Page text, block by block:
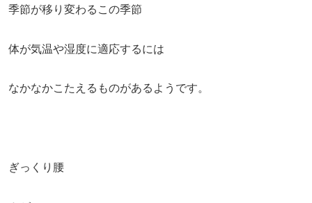
季節が移り変わるこの季節
体が気温や湿度に適応するには
なかなかこたえるものがあるようです。
ぎっくり腰